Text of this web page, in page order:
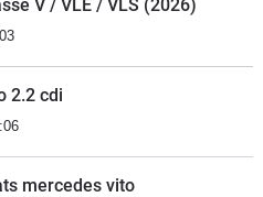
V / VLE / VLS (2026)
2.2 cdi
mercedes vito